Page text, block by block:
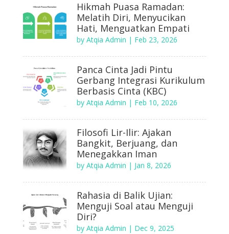
Hikmah Puasa Ramadan:
Melatih Diri, Menyucikan
Hati, Menguatkan Empati
by Atqia Admin | Feb 23, 2026
Panca Cinta Jadi Pintu
Gerbang Integrasi Kurikulum
Berbasis Cinta (KBC)
by Atqia Admin | Feb 10, 2026
Filosofi Lir-Ilir: Ajakan
Bangkit, Berjuang, dan
Menegakkan Iman
by Atqia Admin | Jan 8, 2026
Rahasia di Balik Ujian:
Menguji Soal atau Menguji
Diri?
by Atqia Admin | Dec 9, 2025